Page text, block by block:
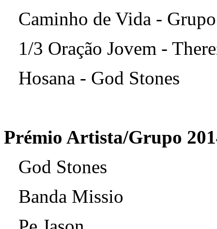
Caminho de Vida -
1/3 Oração Jovem -
Hosana - God Stones
Prémio Artista/Grupo
God Stones
Banda Missio